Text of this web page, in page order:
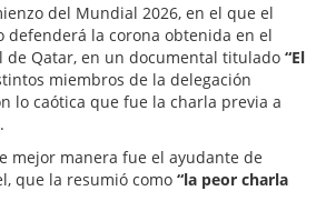
del Mundial 2026, en el que el
defenderá la corona obtenida en el
de Qatar, en un documental titulado “El
miembros de la delegación
lo caótica que fue la charla previa a
mejor manera fue el ayudante de
que la resumió como “la peor charla